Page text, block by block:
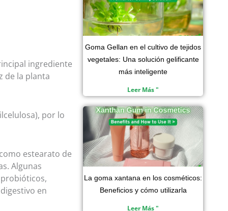
ingrediente
de la planta
por lo
estearato de
Algunas
en
Goma Gellan en el cultivo de tejidos
vegetales: Una solución gelificante
más inteligente
Leer Más "
La goma xantana en los cosméticos:
Beneficios y cómo utilizarla
Leer Más "